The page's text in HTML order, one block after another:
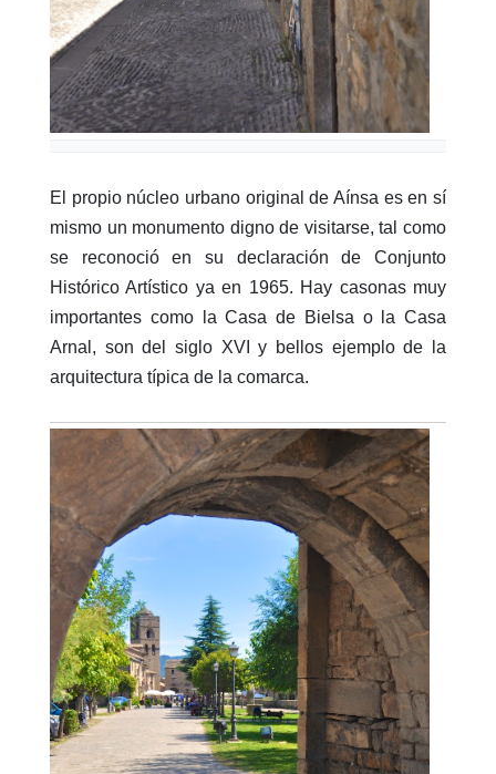
El propio núcleo urbano original de Aínsa es en sí
mismo un monumento digno de visitarse, tal como
se reconoció en su declaración de Conjunto
Histórico Artístico ya en 1965. Hay casonas muy
importantes como la Casa de Bielsa o la Casa
Arnal, son del siglo XVI y bellos ejemplo de la
arquitectura típica de la comarca.